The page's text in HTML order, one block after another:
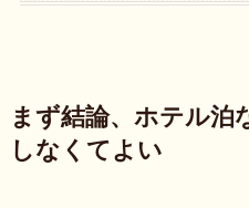
まず結論、ホテル泊
しなくてよい